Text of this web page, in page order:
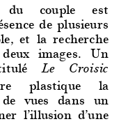
couple est
de plusieurs
et la recherche
images. Un
Le Croisic
plastique la
vues dans un
l’illusion d’une